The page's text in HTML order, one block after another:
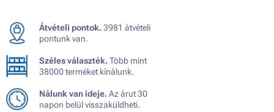
Átvételi pontok.3981 átvételi
pontunk van.
Széles választék.Több mint
38000 terméket kínálunk.
Nálunk van ideje.Az árut 30
napon belül visszaküldheti.